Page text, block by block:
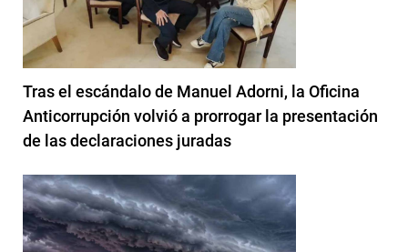
Tras el escándalo de Manuel Adorni, la Oficina
Anticorrupción volvió a prorrogar la presentación
de las declaraciones juradas